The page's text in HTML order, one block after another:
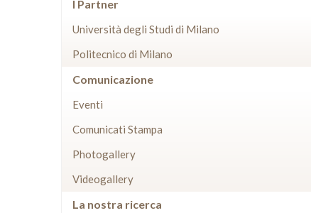
I Partner
Università degli Studi di Milano
Politecnico di Milano
Comunicazione
Eventi
Comunicati Stampa
Photogallery
Videogallery
La nostra ricerca